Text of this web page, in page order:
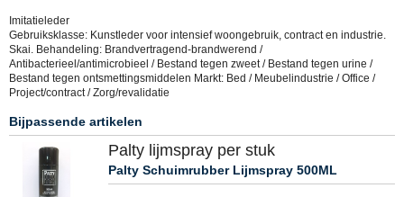
Imitatieleder
Gebruiksklasse: Kunstleder voor intensief woongebruik, contract en industrie.
Skai. Behandeling: Brandvertragend-brandwerend /
Antibacterieel/antimicrobieel / Bestand tegen zweet / Bestand tegen urine /
Bestand tegen ontsmettingsmiddelen Markt: Bed / Meubelindustrie / Office /
Project/contract / Zorg/revalidatie
Bijpassende artikelen
Palty lijmspray per stuk
Palty Schuimrubber Lijmspray 500ML